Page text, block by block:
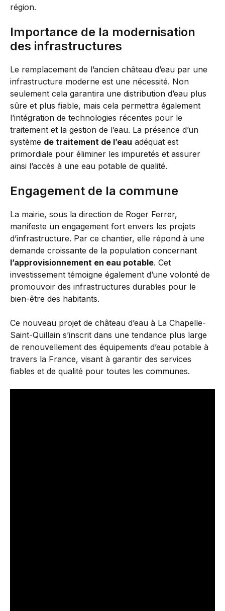
région.
Importance de la modernisation
des infrastructures
Le remplacement de l’ancien château d’eau par une
infrastructure moderne est une nécessité. Non
seulement cela garantira une distribution d’eau plus
sûre et plus fiable, mais cela permettra également
l’intégration de technologies récentes pour le
traitement et la gestion de l’eau. La présence d’un
système de traitement de l’eau adéquat est
primordiale pour éliminer les impuretés et assurer
ainsi l’accès à une eau potable de qualité.
Engagement de la commune
La mairie, sous la direction de Roger Ferrer,
manifeste un engagement fort envers les projets
d’infrastructure. Par ce chantier, elle répond à une
demande croissante de la population concernant
l’approvisionnement en eau potable. Cet
investissement témoigne également d’une volonté de
promouvoir des infrastructures durables pour le
bien-être des habitants.
Ce nouveau projet de château d’eau à La Chapelle-
Saint-Quillain s’inscrit dans une tendance plus large
de renouvellement des équipements d’eau potable à
travers la France, visant à garantir des services
fiables et de qualité pour toutes les communes.